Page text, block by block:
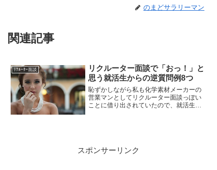
のまどサラリーマン
関連記事
ﾘｸﾙｰﾀｰ面談
リクルーター面談で「おっ！」と
思う就活生からの逆質問例8つ
恥ずかしながら私も化学素材メーカーの
営業マンとしてリクルーター面談っぽい
ことに借り出されていたので、就活生か
スポンサーリンク